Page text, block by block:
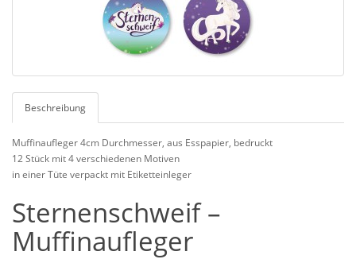
Beschreibung
Muffinaufleger 4cm Durchmesser, aus Esspapier, bedruckt
12 Stück mit 4 verschiedenen Motiven
in einer Tüte verpackt mit Etiketteinleger
Sternenschweif –
Muffinaufleger